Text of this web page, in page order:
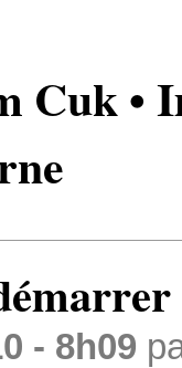
Cuk •
- 8h09